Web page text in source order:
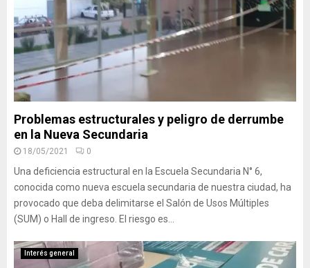
Problemas estructurales y peligro de derrumbe
en la Nueva Secundaria
18/05/2021 0
Una deficiencia estructural en la Escuela Secundaria N° 6,
conocida como nueva escuela secundaria de nuestra ciudad, ha
provocado que deba delimitarse el Salón de Usos Múltiples
(SUM) o Hall de ingreso. El riesgo es...
Interés general